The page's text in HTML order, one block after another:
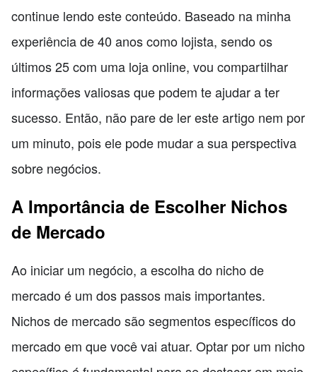
continue lendo este conteúdo. Baseado na minha
experiência de 40 anos como lojista, sendo os
últimos 25 com uma loja online, vou compartilhar
informações valiosas que podem te ajudar a ter
sucesso. Então, não pare de ler este artigo nem por
um minuto, pois ele pode mudar a sua perspectiva
sobre negócios.
A Importância de Escolher Nichos
de Mercado
Ao iniciar um negócio, a escolha do nicho de
mercado é um dos passos mais importantes.
Nichos de mercado são segmentos específicos do
mercado em que você vai atuar. Optar por um nicho